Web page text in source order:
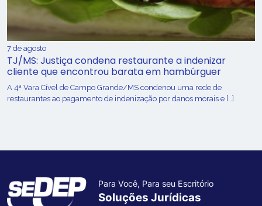
7 de agosto
TJ/MS: Justiça condena restaurante a indenizar
cliente que encontrou barata em hambúrguer
A 4ª Vara Cível de Campo Grande/MS condenou uma rede de
restaurantes ao pagamento de indenização por danos morais e […]
Para Você, Para seu Escritório
Soluções Jurídicas